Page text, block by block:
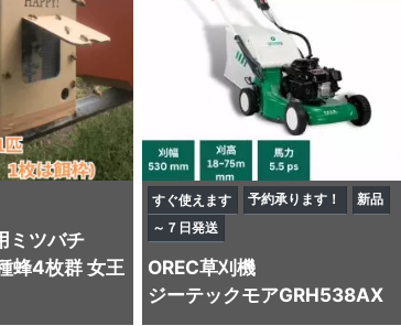
ミツバチ
蜂4枚群 女王
すぐ使えます 予約承ります！
新品
～７日発送
OREC草刈機
ジーテックモアGRH538AX